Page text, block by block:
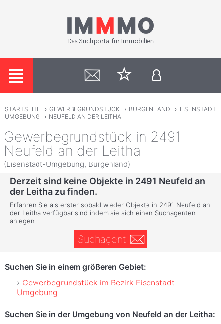
STARTSEITE › GEWERBEGRUNDSTÜCK › BURGENLAND › EISENSTADT-
UMGEBUNG
› NEUFELD AN DER LEITHA
Gewerbegrundstück in 2491
Neufeld an der Leitha
(Eisenstadt-Umgebung, Burgenland)
Derzeit sind keine Objekte in 2491 Neufeld an
der Leitha zu finden.
Erfahren Sie als erster sobald wieder Objekte in 2491 Neufeld an
der Leitha verfügbar sind indem sie sich einen Suchagenten
anlegen
Suchagent
Suchen Sie in einem größeren Gebiet:
Gewerbegrundstück im Bezirk Eisenstadt-
Umgebung
Suchen Sie in der Umgebung von Neufeld an der Leitha: